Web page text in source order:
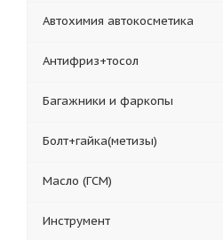
Автохимия автокосметика
Антифриз+тосол
Багажники и фаркопы
Болт+гайка(метизы)
Масло (ГСМ)
Инструмент